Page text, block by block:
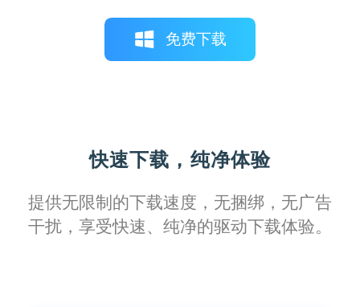
免费下载
快速下载，纯净体验
提供无限制的下载速度，无捆绑，无广告
干扰，享受快速、纯净的驱动下载体验。
面对复杂的办公需求，这款软件提供了全方
位的支持，让我不再担心驱动问题会耽误工